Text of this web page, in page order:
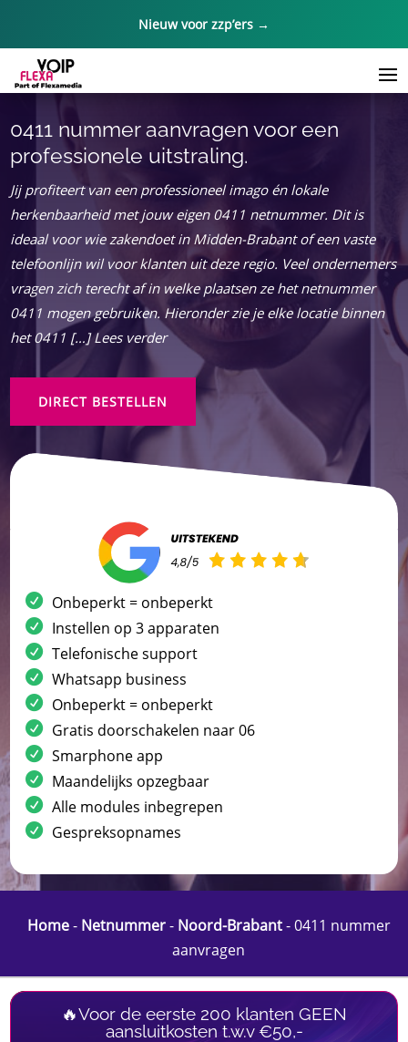
Nieuw voor zzp’ers →
0411 nummer aanvragen voor een
professionele uitstraling.
Jij profiteert van een professioneel imago én lokale
herkenbaarheid met jouw eigen 0411 netnummer. Dit is
ideaal voor wie zakendoet in Midden-Brabant of een vaste
telefoonlijn wil voor klanten uit deze regio. Veel ondernemers
vragen zich terecht af in welke plaatsen ze het netnummer
0411 mogen gebruiken. Hieronder zie je elke locatie binnen
het 0411 […] Lees verder
DIRECT BESTELLEN
Onbeperkt = onbeperkt
Instellen op 3 apparaten
Telefonische support
Whatsapp business
Onbeperkt = onbeperkt
Gratis doorschakelen naar 06
Smarphone app
Maandelijks opzegbaar
Alle modules inbegrepen
Gespreksopnames
Home- Netnummer- Noord-Brabant-0411 nummer
aanvragen
🔥Voor de eerste 200 klanten GEEN
aansluitkosten t.w.v €50,-